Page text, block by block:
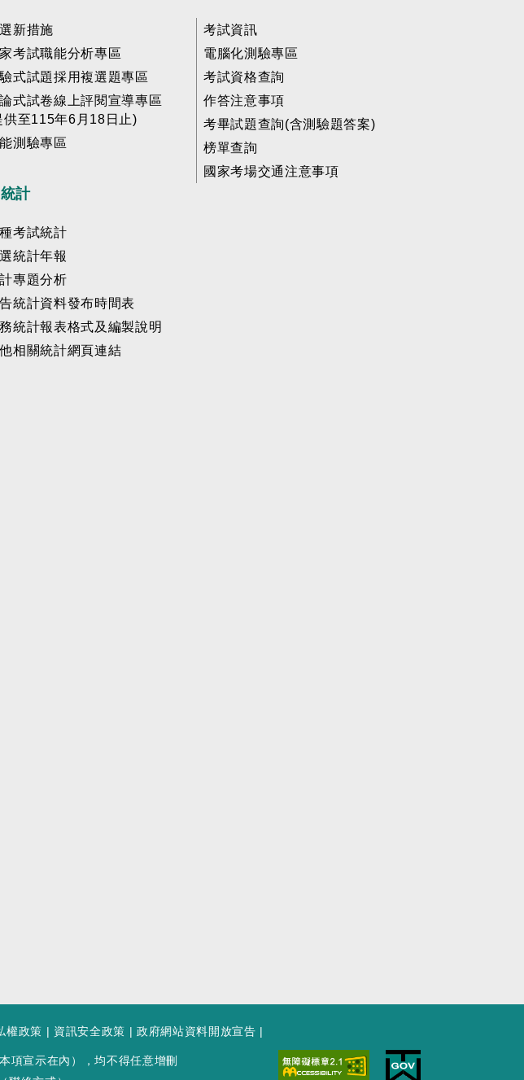
新措施
考試職能分析專區
式試題採用複選題專區
式試卷線上評閱宣導專區
供至115年6月18日止)
測驗專區
考試資訊
電腦化測驗專區
考試資格查詢
作答注意事項
考畢試題查詢(含測驗題答案)
榜單查詢
國家考場交通注意事項
計
考試統計
統計年報
專題分析
統計資料發布時間表
統計報表格式及編製說明
相關統計網頁連結
權政策 | 資訊安全政策 |政府網站資料開放宣告 |
項宣示在內），均不得任意增刪